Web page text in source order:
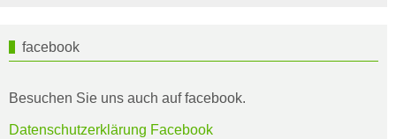
facebook
Besuchen Sie uns auch auf facebook.
Datenschutzerklärung Facebook